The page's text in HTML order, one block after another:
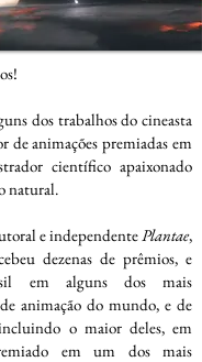
dos trabalhos do cineasta
de animações premiadas em
científico apaixonado
natural.
e independentePlantae,
dezenas de prêmios, e
em alguns dos mais
animação do mundo, e de
o maior deles, em
em um dos mais